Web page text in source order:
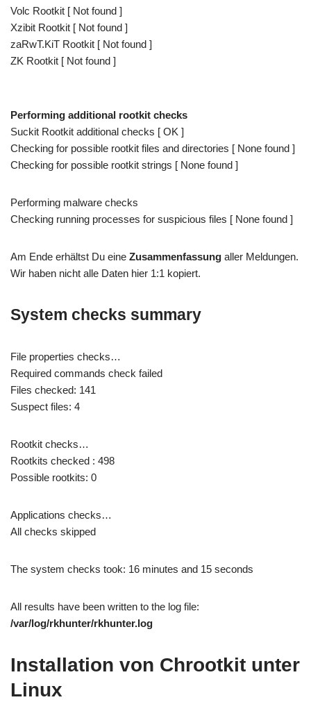
Volc Rootkit [ Not found ]
Xzibit Rootkit [ Not found ]
zaRwT.KiT Rootkit [ Not found ]
ZK Rootkit [ Not found ]
Performing additional rootkit checks
Suckit Rootkit additional checks [ OK ]
Checking for possible rootkit files and directories [ None found ]
Checking for possible rootkit strings [ None found ]
Performing malware checks
Checking running processes for suspicious files [ None found ]
Am Ende erhältst Du eine Zusammenfassung aller Meldungen.
Wir haben nicht alle Daten hier 1:1 kopiert.
System checks summary
File properties checks…
Required commands check failed
Files checked: 141
Suspect files: 4
Rootkit checks…
Rootkits checked : 498
Possible rootkits: 0
Applications checks…
All checks skipped
The system checks took: 16 minutes and 15 seconds
All results have been written to the log file:
/var/log/rkhunter/rkhunter.log
Installation von Chrootkit unter
Linux